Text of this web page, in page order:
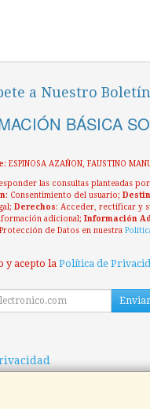
a Nuestro
BÁSICA
: ESPINOSA AZAÑON, FAUSTINO
las consultas planteadas
: Consentimiento del usuario;
Derechos: Acceder, rectificar y
adicional; Información
de Datos en nuestra
y acepto la Política de
Enviar